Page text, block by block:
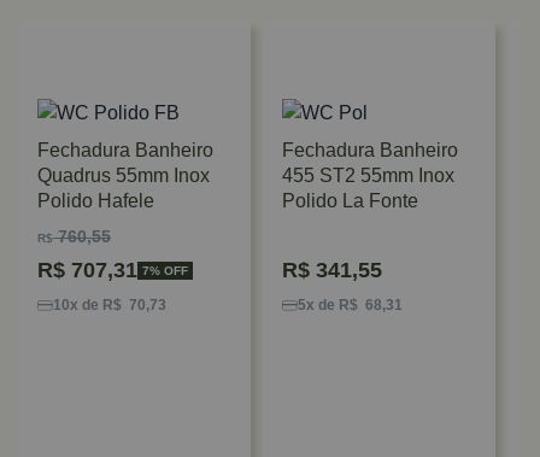
Fechadura Banheiro
Quadrus 55mm Inox
Polido Hafele
R$760,55
R$ 707,31 7% OFF
10x de R$ 70,73
Fechadura Banheiro
455 ST2 55mm Inox
Polido La Fonte
R$ 341,55
5x de R$ 68,31